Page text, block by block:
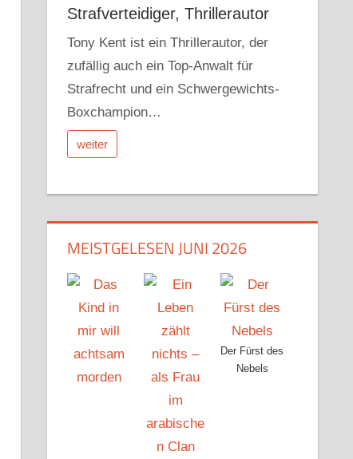
Strafverteidiger, Thrillerautor
Tony Kent ist ein Thrillerautor, der
zufällig auch ein Top-Anwalt für
Strafrecht und ein Schwergewichts-
Boxchampion…
weiter
MEISTGELESEN JUNI 2026
Der Fürst des
Nebels